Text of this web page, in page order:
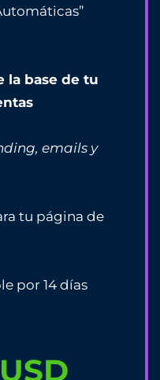
la base de tu
emails y
tu página de
por 14 días